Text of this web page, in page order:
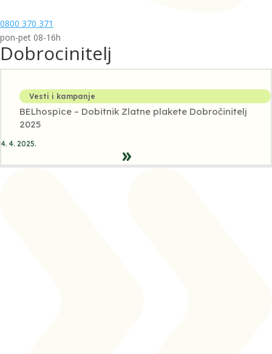
0800 370 371
pon-pet 08-16h
Dobrocinitelj
Vesti i kampanje
BELhospice – Dobitnik Zlatne plakete Dobročinitelj
2025
4. 4. 2025.